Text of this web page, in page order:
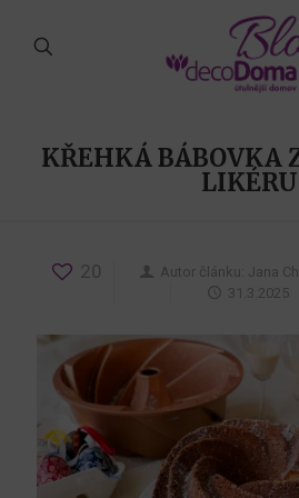
KŘEHKÁ BÁBOVKA
LIKÉRU
20 Autor článku: Jana
31.3.2025